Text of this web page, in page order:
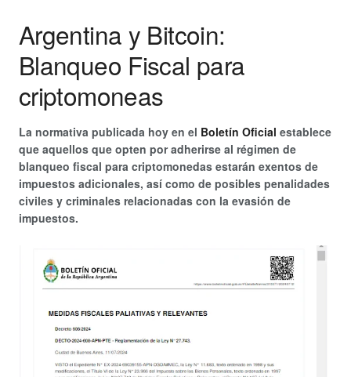
Argentina y Bitcoin:
Blanqueo Fiscal para
criptomoneas
La normativa publicada hoy en el Boletín Oficial establece
que aquellos que opten por adherirse al régimen de
blanqueo fiscal para criptomonedas estarán exentos de
impuestos adicionales, así como de posibles penalidades
civiles y criminales relacionadas con la evasión de
impuestos.